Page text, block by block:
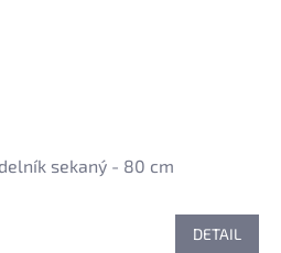
sekaný - 80 cm
DETAIL